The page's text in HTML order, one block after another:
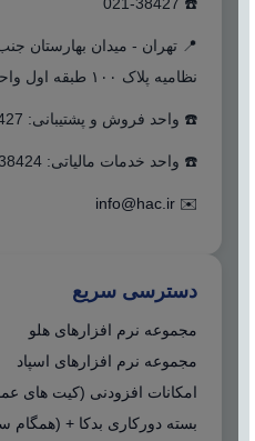
📍 تهران - میدان بهارستان
نظامیه پلاک ۱۰۰ طبقه اول واحد ۲
☎️ واحد فروش و پشتیبانی: 38427
☎️ واحد خدمات مالیاتی: 38424
✉️
info@hac.ir
دسترسی سریع
مجموعه نرم افزارهای هلو
مجموعه نرم افزارهای اسپاد
امکانات افزودنی (کیت های
بسته دورکاری بدکا + (همگام